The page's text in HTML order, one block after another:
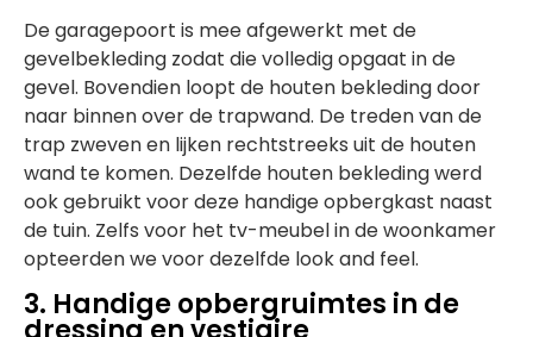
De garagepoort is mee afgewerkt met de
gevelbekleding zodat die volledig opgaat in de
gevel. Bovendien loopt de houten bekleding door
naar binnen over de trapwand. De treden van de
trap zweven en lijken rechtstreeks uit de houten
wand te komen. Dezelfde houten bekleding werd
ook gebruikt voor deze handige opbergkast naast
de tuin. Zelfs voor het tv-meubel in de woonkamer
opteerden we voor dezelfde look and feel.
3. Handige opbergruimtes in de